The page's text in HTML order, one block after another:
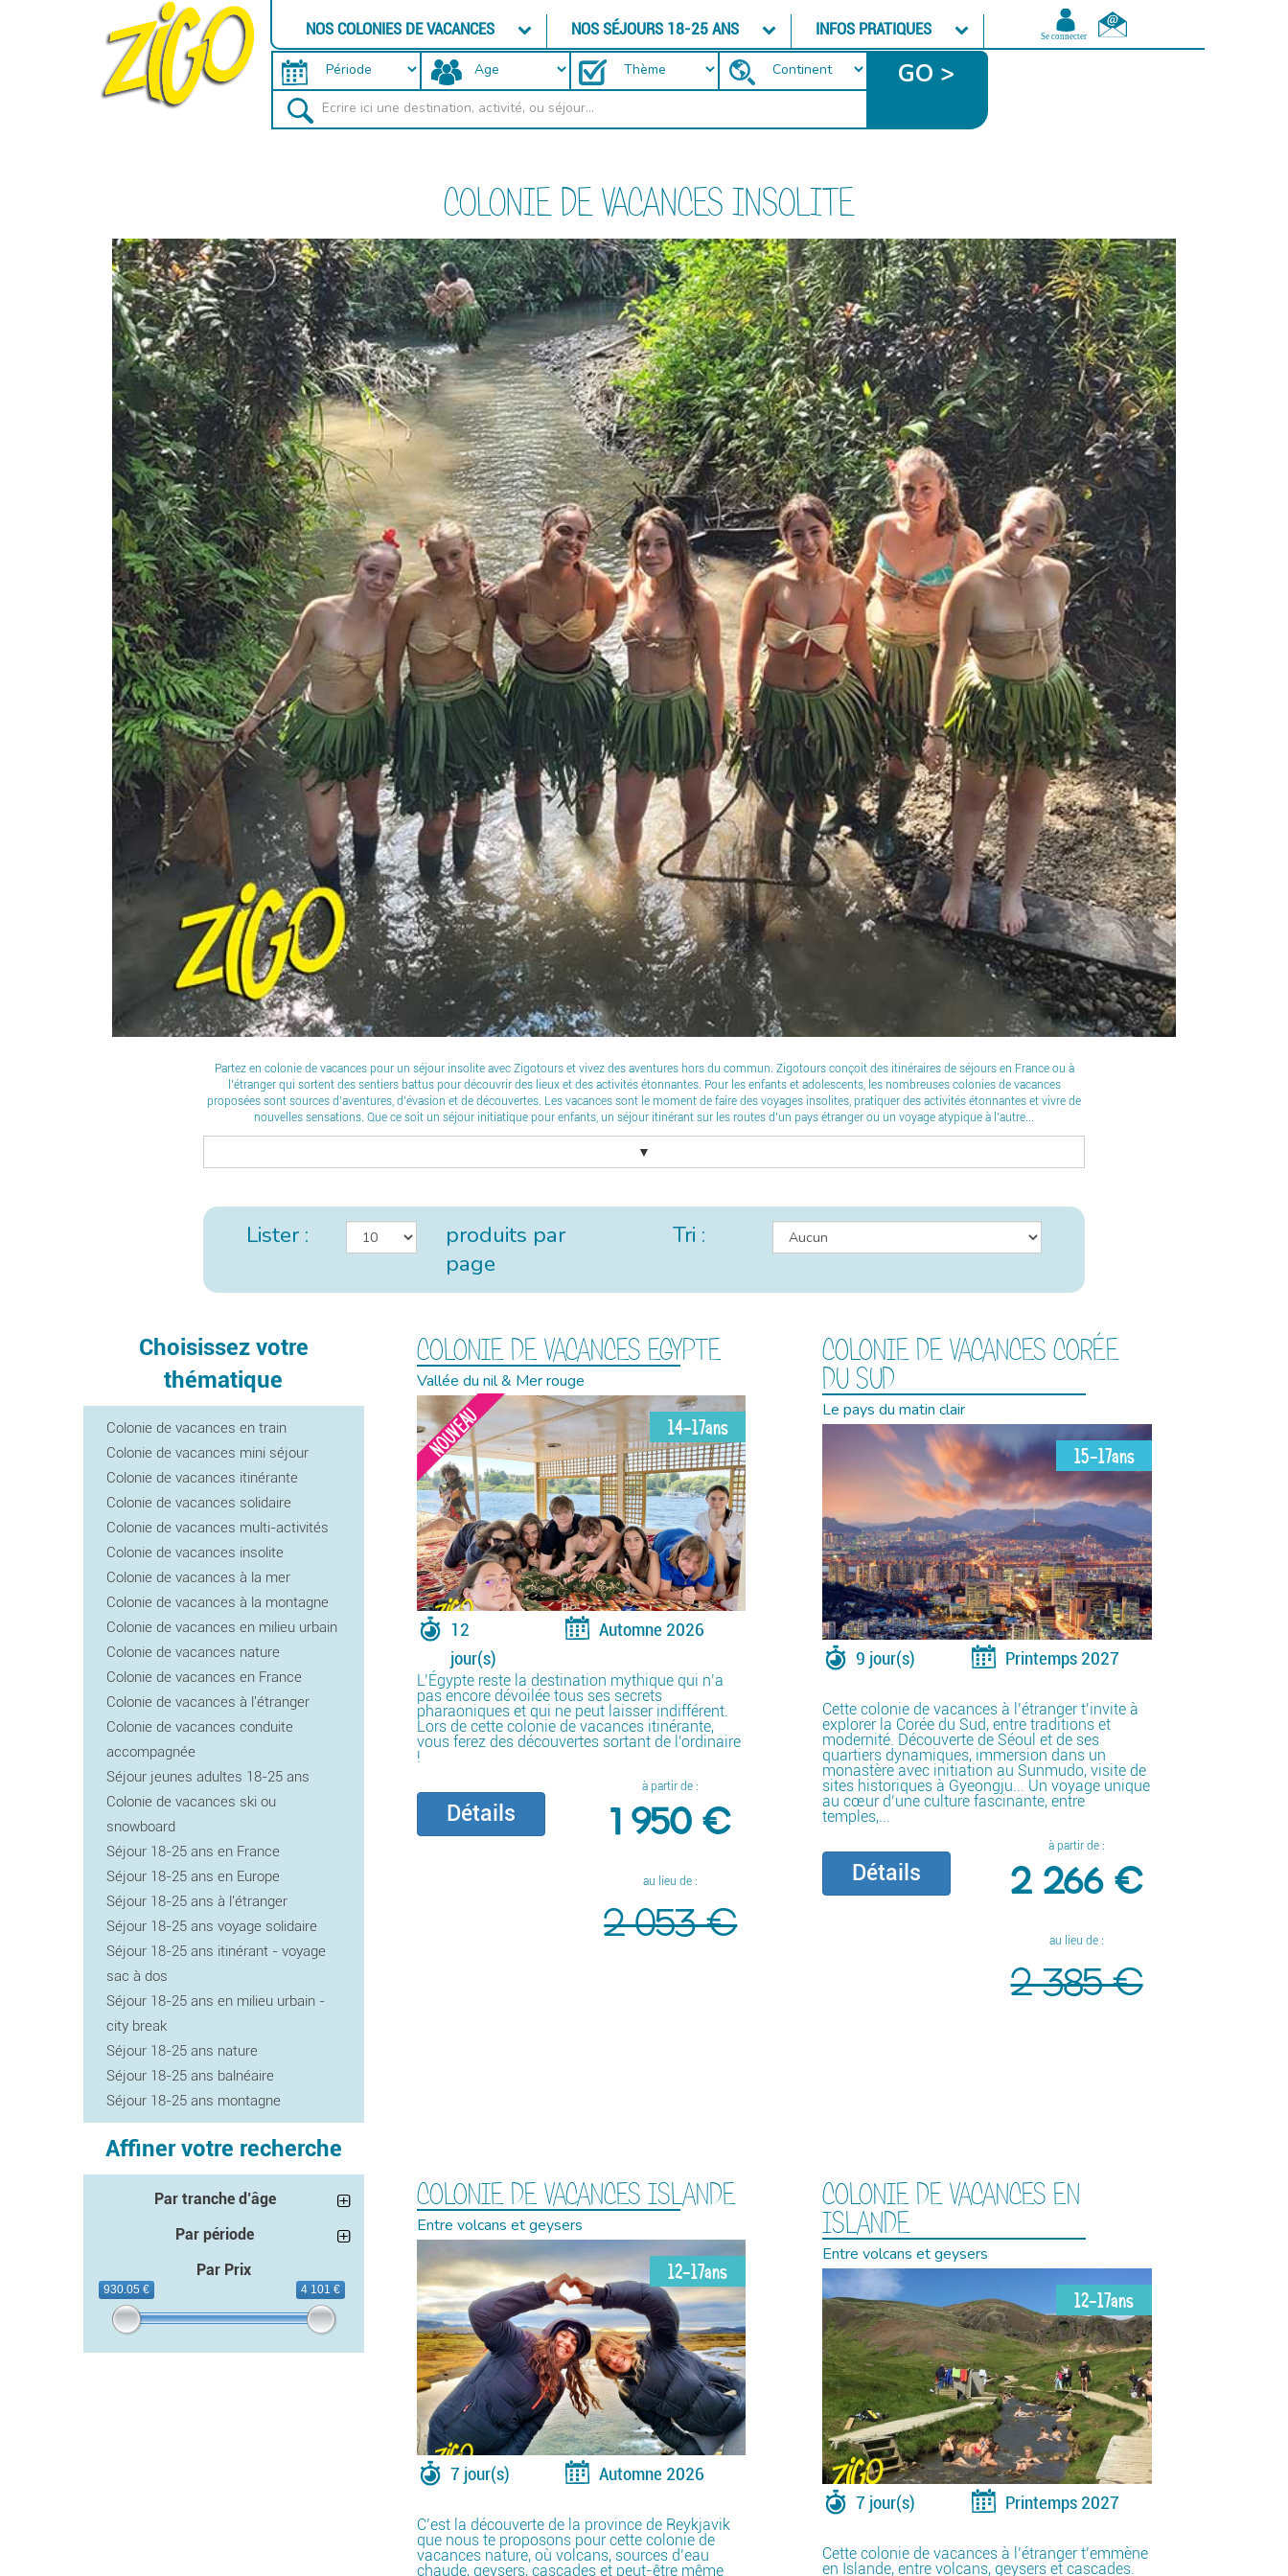
NOS COLONIES DE VACANCES NOS SÉJOURS 18-25 ANS INFOS PRATIQUES
GO >
COLONIE DE VACANCES INSOLITE
Partez en colonie de vacances pour un séjour insolite avec Zigotours et vivez des aventures hors du commun. Zigotours conçoit des itinéraires de séjours en France ou à
l’étranger qui sortent des sentiers battus pour découvrir des lieux et des activités étonnantes. Pour les enfants et adolescents, les nombreuses colonies de vacances
proposées sont sources d’aventures, d’évasion et de découvertes. Les vacances sont le moment de faire des voyages insolites, pratiquer des activités étonnantes et vivre de
nouvelles sensations. Que ce soit un séjour initiatique pour enfants, un séjour itinérant sur les routes d’un pays étranger ou un voyage atypique à l’autre...
▼
Lister :
produits par
page
Tri :
Choisissez votre
thématique
Colonie de vacances en train
Colonie de vacances mini séjour
Colonie de vacances itinérante
Colonie de vacances solidaire
Colonie de vacances multi-activités
Colonie de vacances insolite
Colonie de vacances à la mer
Colonie de vacances à la montagne
Colonie de vacances en milieu urbain
Colonie de vacances nature
Colonie de vacances en France
Colonie de vacances à l'étranger
Colonie de vacances conduite
accompagnée
Séjour jeunes adultes 18-25 ans
Colonie de vacances ski ou
snowboard
Séjour 18-25 ans en France
Séjour 18-25 ans en Europe
Séjour 18-25 ans à l'étranger
Séjour 18-25 ans voyage solidaire
Séjour 18-25 ans itinérant - voyage
sac à dos
Séjour 18-25 ans en milieu urbain -
city break
Séjour 18-25 ans nature
Séjour 18-25 ans balnéaire
Séjour 18-25 ans montagne
Affiner votre recherche
Par tranche d’âge
Par période
Par Prix
930.05 € 4 101 €
COLONIE DE VACANCES EGYPTE
Vallée du nil & Mer rouge
NOUVEAU 14-17ans
12
jour(s)
Automne 2026
L’Égypte reste la destination mythique qui n’a
pas encore dévoilée tous ses secrets
pharaoniques et qui ne peut laisser indifférent.
Lors de cette colonie de vacances itinérante,
vous ferez des découvertes sortant de l'ordinaire
!
Détails
à partir de :
1 950 €
au lieu de :
2 053 €
COLONIE DE VACANCES CORÉE
DU SUD
Le pays du matin clair
15-17ans
9 jour(s) Printemps 2027
Cette colonie de vacances à l’étranger t’invite à
explorer la Corée du Sud, entre traditions et
modernité. Découverte de Séoul et de ses
quartiers dynamiques, immersion dans un
monastère avec initiation au Sunmudo, visite de
sites historiques à Gyeongju... Un voyage unique
au cœur d’une culture fascinante, entre
temples,...
Détails
à partir de :
2 266 €
au lieu de :
2 385 €
COLONIE DE VACANCES ISLANDE
Entre volcans et geysers
12-17ans
7 jour(s) Automne 2026
C’est la découverte de la province de Reykjavik
que nous te proposons pour cette colonie de
vacances nature, où volcans, sources d’eau
chaude, geysers, cascades et peut-être même
COLONIE DE VACANCES EN
ISLANDE
Entre volcans et geysers
12-17ans
7 jour(s) Printemps 2027
Cette colonie de vacances à l’étranger t’emmène
en Islande, entre volcans, geysers et cascades.